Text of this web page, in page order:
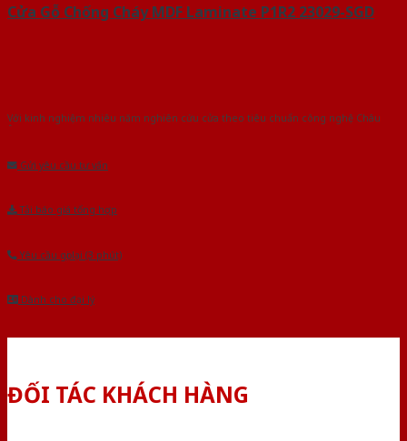
Cửa Gỗ Chống Cháy MDF Laminate P1R2 23029-SGD
Với kinh nghiệm nhiêu năm nghiên cứu cửa theo tiêu chuẩn công nghệ Châu
Gửi yêu cầu tư vấn
Tải báo giá tổng hợp
Yêu cầu gọi lại (3 phút)
Dành cho đại lý
ĐỐI TÁC KHÁCH HÀNG